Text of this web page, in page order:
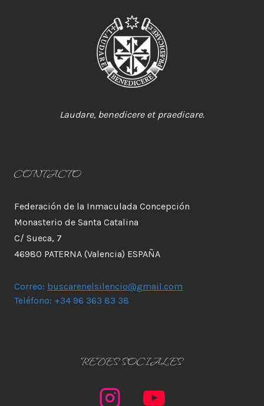
Laudare, benedicere et praedicare.
CONTACTO
Federación de la Inmaculada Concepción
Monasterio de Santa Catalina
C/ Sueca, 7
46980 PATERNA (Valencia) ESPAÑA
Correo: buscarenelsilencio@gmail.com
Teléfono: +34 96 363 83 38
REDES SOCIALES